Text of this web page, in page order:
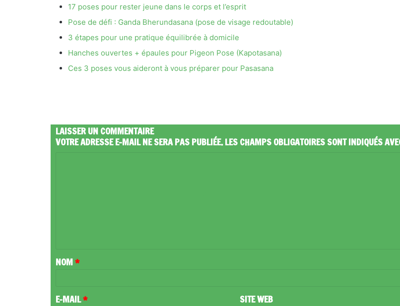
17 poses pour rester jeune dans le corps et l’esprit
Pose de défi : Ganda Bherundasana (pose de visage redoutable)
3 étapes pour une pratique équilibrée à domicile
Hanches ouvertes + épaules pour Pigeon Pose (Kapotasana)
Ces 3 poses vous aideront à vous préparer pour Pasasana
LAISSER UN COMMENTAIRE
VOTRE ADRESSE E-MAIL NE SERA PAS PUBLIÉE.LES CHAMPS OBLIGATOIRES SONT INDIQUÉS
A
R
NOM*
E-MAIL* SITE WEB